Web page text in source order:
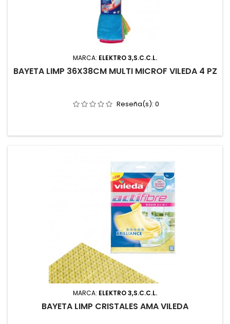
MARCA: ELEKTRO 3,S.C.C.L.
BAYETA LIMP 36X38CM MULTI MICROF VILEDA 4 PZ
Reseña(s): 0
MARCA: ELEKTRO 3,S.C.C.L.
BAYETA LIMP CRISTALES AMA VILEDA